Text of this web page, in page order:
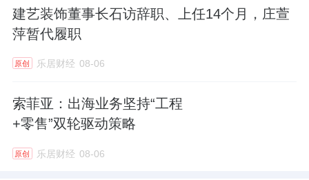
建艺装饰董事长石访辞职、上任14个月，庄萱
萍暂代履职
原创 乐居财经 08-06
索菲亚：出海业务坚持“工程
+零售”双轮驱动策略
原创 乐居财经 08-06